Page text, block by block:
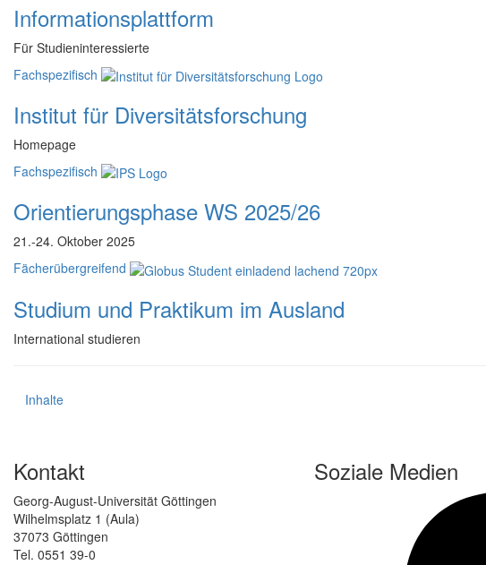
Informationsplattform
Für Studieninteressierte
Fachspezifisch
Institut für Diversitätsforschung
Homepage
Fachspezifisch
Orientierungsphase WS 2025/26
21.-24. Oktober 2025
Fächerübergreifend
Studium und Praktikum im Ausland
International studieren
Inhalte
Kontakt
Georg-August-Universität Göttingen
Wilhelmsplatz 1 (Aula)
37073 Göttingen
Tel. 0551 39-0
Soziale Medien